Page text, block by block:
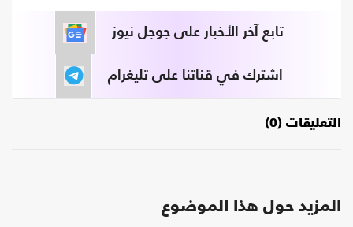
تابع آخر الأخبار على جوجل نيوز
اشترك في قناتنا على تليغرام
التعليقات (0)
المزيد حول هذا الموضوع